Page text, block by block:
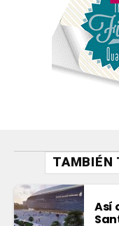
TAMBIÉN
Así